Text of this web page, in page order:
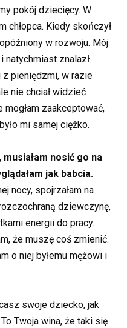
pokój dziecięcy. W
chłopca. Kiedy skończył
w rozwoju. Mój
natychmiast znalazł
z pieniędzmi, w razie
nie chciał widzieć
mogłam zaakceptować,
mi samej ciężko.
musiałam nosić go na
jak babcia.
nocy, spojrzałam na
dziewczynę,
energii do pracy.
że muszę coś zmienić.
o niej byłemu mężowi i
swoje dziecko, jak
Twoja wina, że taki się